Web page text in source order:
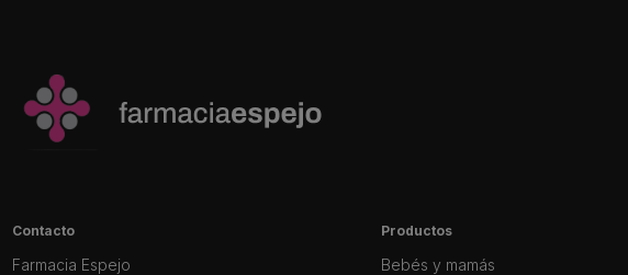
Contacto
Farmacia Espejo
Productos
Bebés y mamás